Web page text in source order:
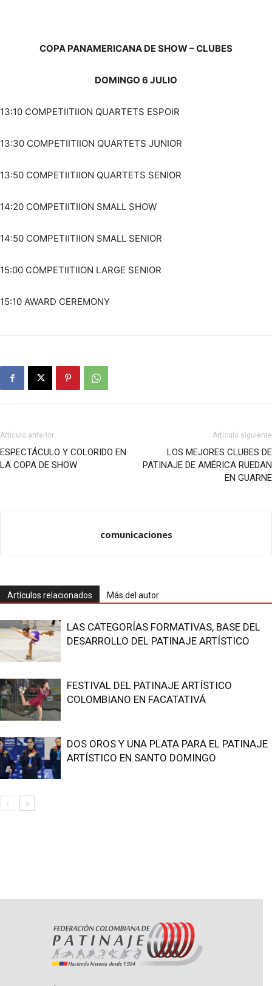
COPA PANAMERICANA DE SHOW – CLUBES
DOMINGO 6 JULIO
13:10 COMPETIITIION QUARTETS ESPOIR
13:30 COMPETIITIION QUARTETS JUNIOR
13:50 COMPETIITIION QUARTETS SENIOR
14:20 COMPETIITIION SMALL SHOW
14:50 COMPETIITIION SMALL SENIOR
15:00 COMPETIITIION LARGE SENIOR
15:10 AWARD CEREMONY
Artículo anterior
ESPECTÁCULO Y COLORIDO EN
LA COPA DE SHOW
Artículo siguiente
LOS MEJORES CLUBES DE
PATINAJE DE AMÉRICA RUEDAN
EN GUARNE
comunicaciones
Artículos relacionados Más del autor
LAS CATEGORÍAS FORMATIVAS, BASE DEL
DESARROLLO DEL PATINAJE ARTÍSTICO
FESTIVAL DEL PATINAJE ARTÍSTICO
COLOMBIANO EN FACATATIVÁ
DOS OROS Y UNA PLATA PARA EL PATINAJE
ARTÍSTICO EN SANTO DOMINGO